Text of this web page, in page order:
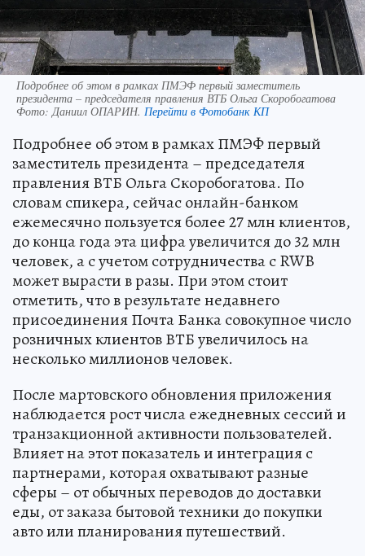
Подробнее об этом в рамках ПМЭФ первый заместитель
президента – председателя правления ВТБ Ольга Скоробогатова
Фото:Даниил ОПАРИН. Перейти в Фотобанк КП
Подробнее об этом в рамках ПМЭФ первый
заместитель президента – председателя
правления ВТБ Ольга Скоробогатова. По
словам спикера, сейчас онлайн-банком
ежемесячно пользуется более 27 млн клиентов,
до конца года эта цифра увеличится до 32 млн
человек, а с учетом сотрудничества с RWB
может вырасти в разы. При этом стоит
отметить, что в результате недавнего
присоединения Почта Банка совокупное число
розничных клиентов ВТБ увеличилось на
несколько миллионов человек.
После мартовского обновления приложения
наблюдается рост числа ежедневных сессий и
транзакционной активности пользователей.
Влияет на этот показатель и интеграция с
партнерами, которая охватывают разные
сферы – от обычных переводов до доставки
еды, от заказа бытовой техники до покупки
авто или планирования путешествий.